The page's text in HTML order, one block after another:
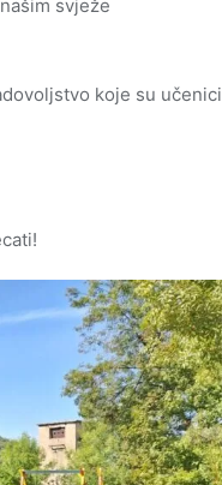
svježe
koje su učenici